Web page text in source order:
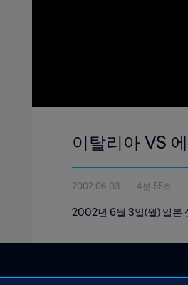
이탈리아 VS
2002.06.03 4분 55초
2002년 6월 3일(월) 일본